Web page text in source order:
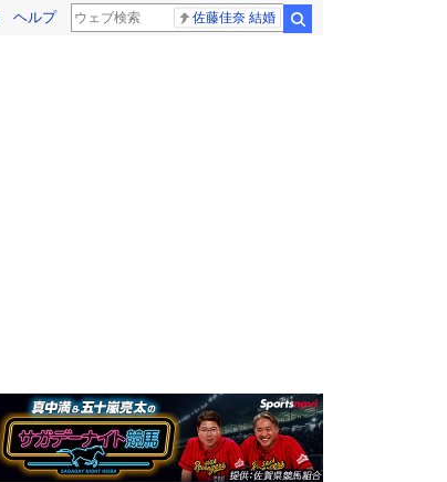
ヘルプ 佐藤佳奈 結婚